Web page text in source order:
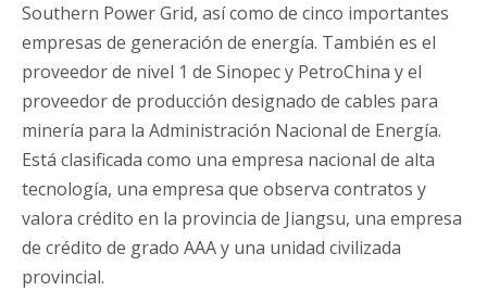
Southern Power Grid, así como de cinco importantes
empresas de generación de energía. También es el
proveedor de nivel 1 de Sinopec y PetroChina y el
proveedor de producción designado de cables para
minería para la Administración Nacional de Energía.
Está clasificada como una empresa nacional de alta
tecnología, una empresa que observa contratos y
valora crédito en la provincia de Jiangsu, una empresa
de crédito de grado AAA y una unidad civilizada
provincial.